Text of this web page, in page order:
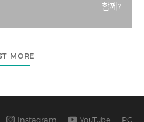
함께?
MORE
Instagram YouTube PC